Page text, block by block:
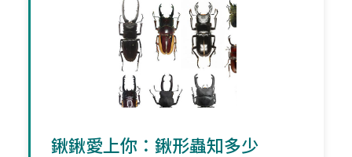
鍬鍬愛上你：鍬形蟲知多少